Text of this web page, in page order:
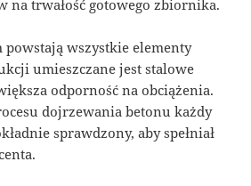
na trwałość gotowego zbiornika.
wszystkie elementy
umieszczane jest stalowe
odporność na obciążenia.
dojrzewania betonu każdy
sprawdzony, aby spełniał